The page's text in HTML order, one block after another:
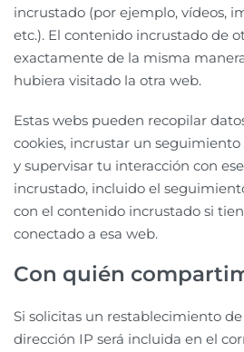
incrustado (por ejemplo, vídeos,
etc.). El contenido incrustado de
exactamente de la misma
hubiera visitado la otra web.
Estas webs pueden recopilar
cookies, incrustar un
y supervisar tu interacción con
incrustado, incluido el
con el contenido incrustado si
conectado a esa web.
Con quién
Si solicitas un restablecimiento
dirección IP será incluida en el